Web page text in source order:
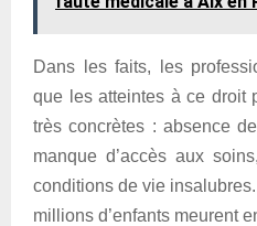
Dans les faits, les
que les atteintes à ce droit
très concrètes : absence
manque d’accès aux
conditions de vie
millions d’enfants meurent